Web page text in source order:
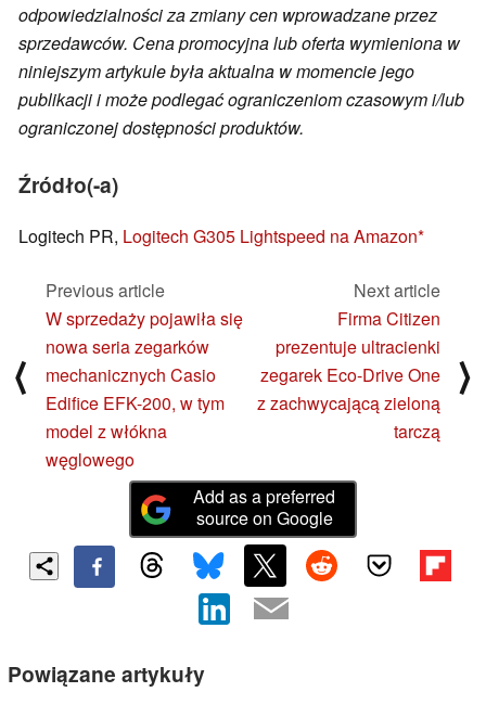
odpowiedzialności za zmiany cen wprowadzane przez
sprzedawców. Cena promocyjna lub oferta wymieniona w
niniejszym artykule była aktualna w momencie jego
publikacji i może podlegać ograniczeniom czasowym i/lub
ograniczonej dostępności produktów.
Źródło(-a)
Logitech PR, Logitech G305 Lightspeed na Amazon
⟨
Previous article
W sprzedaży pojawiła się
nowa seria zegarków
mechanicznych Casio
Edifice EFK-200, w tym
model z włókna
węglowego
Next article
Firma Citizen
prezentuje ultracienki
zegarek Eco-Drive One
z zachwycającą zieloną
tarczą
⟩
Add as a preferred
source on Google
Powiązane artykuły